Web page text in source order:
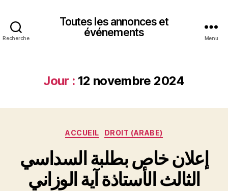
Recherche
Toutes les annonces et
événements
Menu
Jour : 12 novembre 2024
Catégories
ACCUEIL DROIT (ARABE)
إعلان خاص بطلبة السداسي
الثالث الأستاذة آية الوزاني